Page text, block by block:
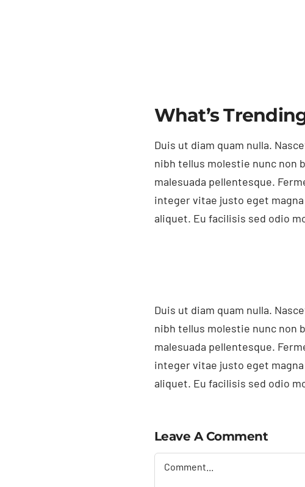
What’s
Duis ut diam quam nulla.
nibh tellus molestie nunc non
malesuada pellentesque.
integer vitae justo eget
aliquet. Eu facilisis sed odio
Duis ut diam quam nulla.
nibh tellus molestie nunc non
malesuada pellentesque.
integer vitae justo eget
aliquet. Eu facilisis sed odio
Leave A Comment
Comment